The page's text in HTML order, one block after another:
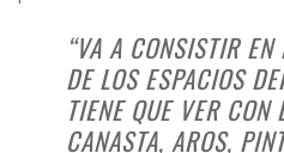
“VA A CONSISTIR
DE LOS ESPACIOS
TIENE QUE VER CON
CANASTA, AROS,